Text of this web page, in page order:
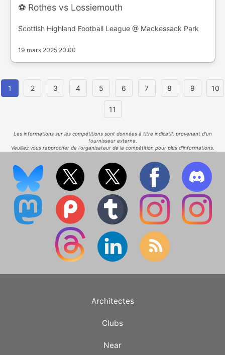
⚽️ Rothes vs Lossiemouth
Scottish Highland Football League @ Mackessack Park
19 mars 2025 20:00
1 2 3 4 5 6 7 8 9 10
11
Les informations sur les compétitions sont données à titre indicatif, provenant d'un
fournisseur externe.
Veuillez vous rapprocher de l'organisateur de la compétition pour plus d'informations.
Architectes
Clubs
Near